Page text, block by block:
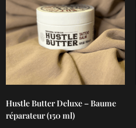
Hustle Butter Deluxe – Baume
réparateur (150 ml)